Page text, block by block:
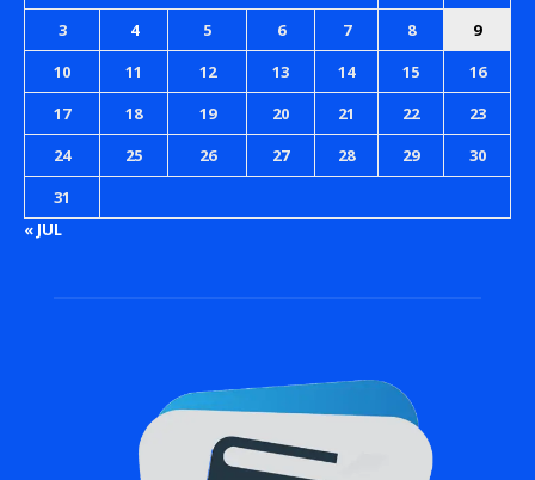
3
4 5 6 7 8
9
10
11 12 13 14 15
16
17
18 19 20 21 22
23
24
25 26 27 28 29
30
31
« JUL